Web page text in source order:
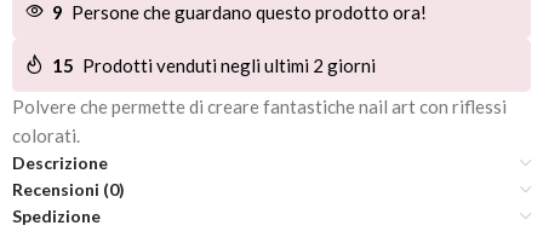
9 Persone che guardano questo prodotto ora!
15 Prodotti venduti negli ultimi 2 giorni
Polvere che permette di creare fantastiche nail art con riflessi
colorati.
Descrizione
Recensioni (0)
Spedizione